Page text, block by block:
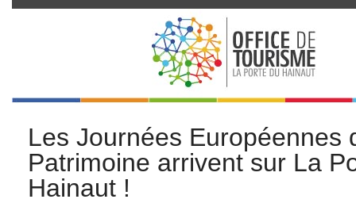
Les Journées Européennes
Patrimoine arrivent sur La
Hainaut !